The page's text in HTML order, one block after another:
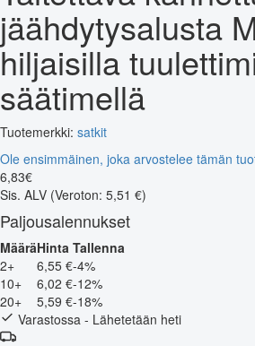
jäähdytysalusta
hiljaisilla
säätimellä
Tuotemerkki: satkit
Ole ensimmäinen, joka arvostelee tämän
6,83€
Sis. ALV (Veroton: 5,51 €)
Paljousalennukset
MääräHinta Tallenna
2+
6,55 €-4%
10+
6,02 €-12%
20+
5,59 €-18%
Varastossa - Lähetetään heti